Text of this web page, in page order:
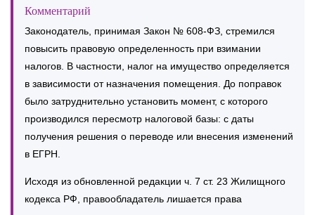
Комментарий
Законодатель, принимая Закон № 608-ФЗ, стремился
повысить правовую определенность при взимании
налогов. В частности, налог на имущество определяется
в зависимости от назначения помещения. До поправок
было затруднительно установить момент, с которого
производился пересмотр налоговой базы: с даты
получения решения о переводе или внесения изменений
в ЕГРН.
Исходя из обновленной редакции ч. 7 ст. 23 Жилищного
кодекса РФ, правообладатель лишается права